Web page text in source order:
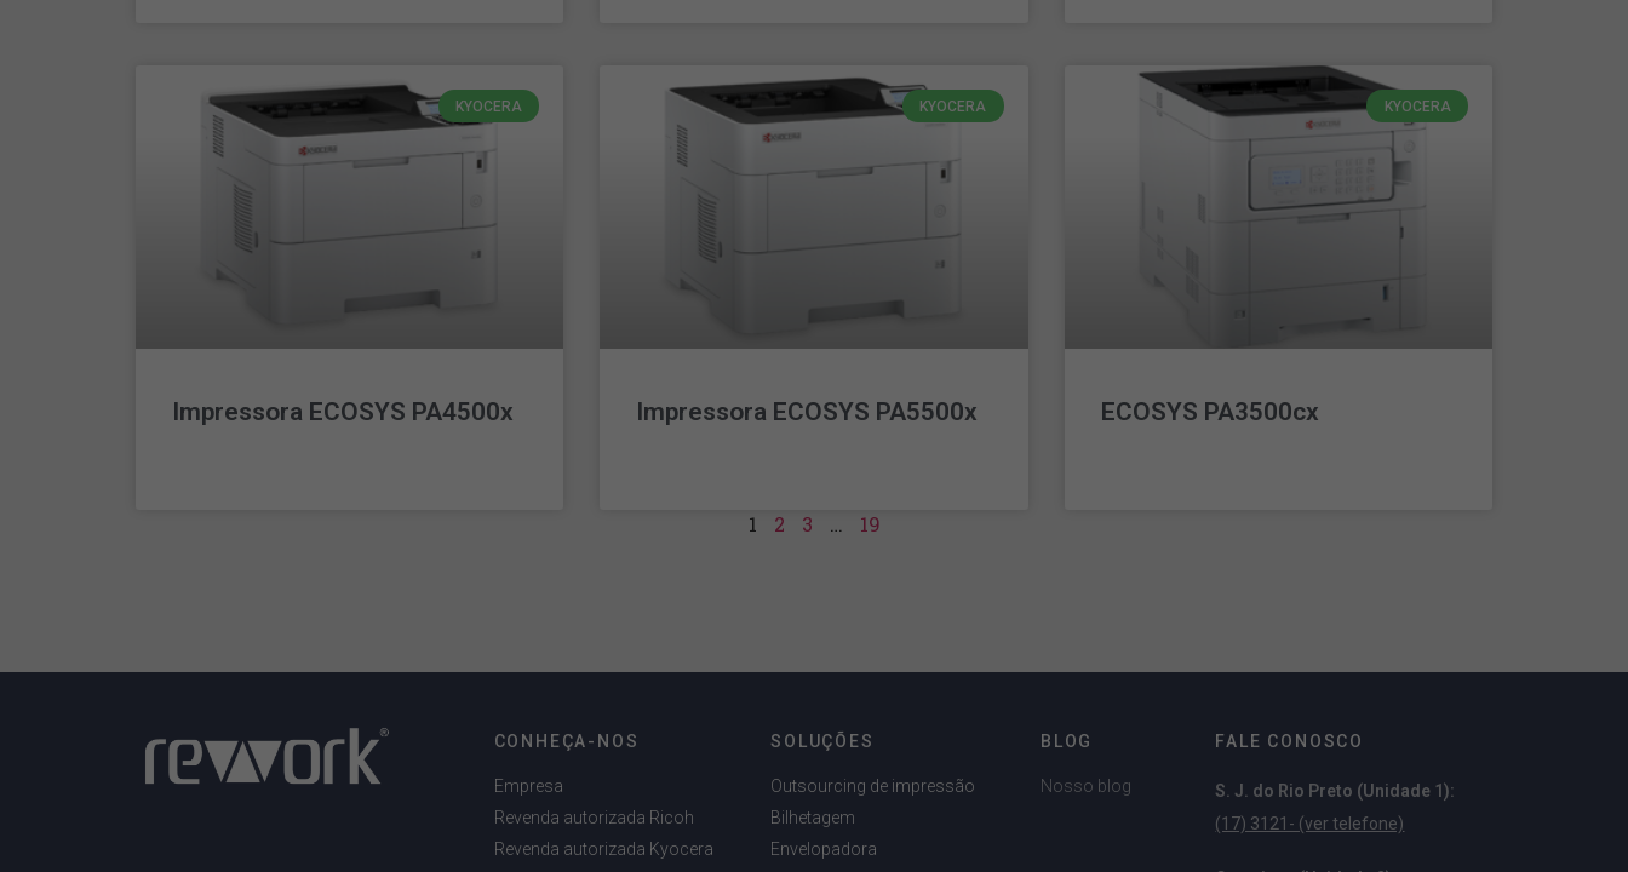
KYOCERA
Impressora ECOSYS PA4500x
KYOCERA
Impressora ECOSYS PA5500x
KYOCERA
ECOSYS PA3500cx
1 2 3 19
CONHEÇA-NOS
Empresa
Revenda autorizada Ricoh
Revenda autorizada Kyocera
SOLUÇÕES
Outsourcing de impressão
Bilhetagem
Envelopadora
BLOG
Nosso blog
FALE CONOSCO
S. J. do Rio Preto (Unidade 1):
(17) 3121- (ver telefone)